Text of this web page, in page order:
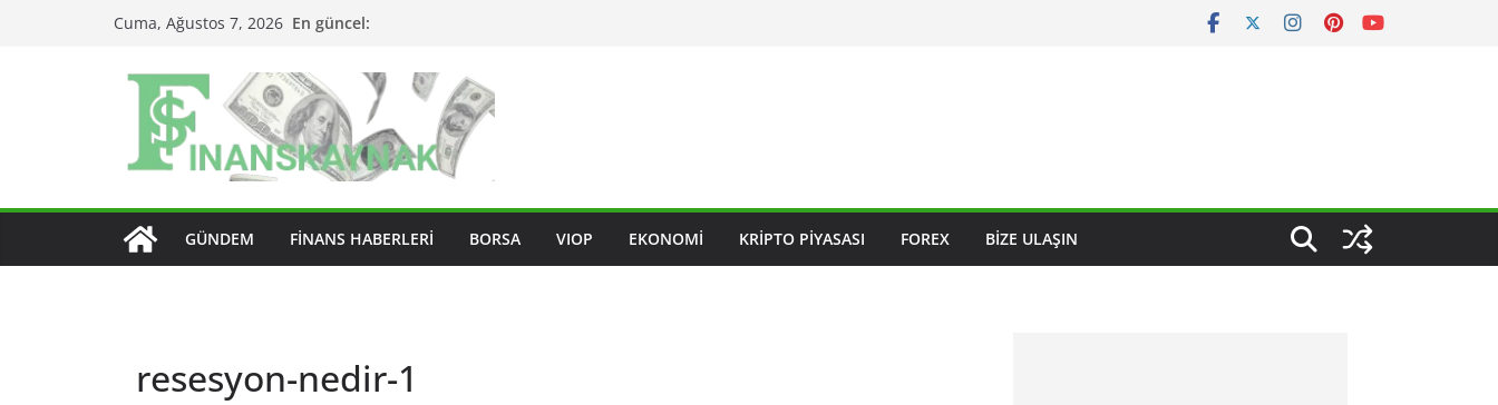
Cuma, Ağustos 7, 2026 En güncel:
GÜNDEM FINANS HABERLERI BORSA VIOP EKONOMI KRIPTO PIYASASI FOREX BIZE ULAŞIN
resesyon-nedir-1